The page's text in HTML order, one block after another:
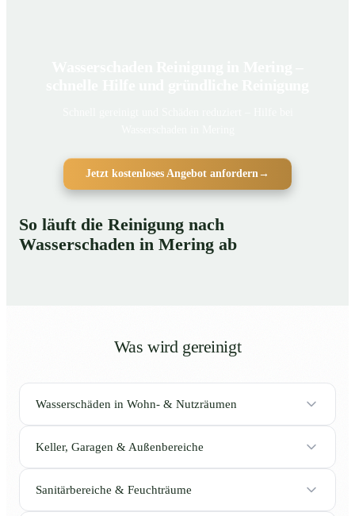
Jetzt kostenloses Angebot anfordern→
So läuft die Reinigung nach
Wasserschaden in Mering ab
Was wird gereinigt
Wasserschäden in Wohn- & Nutzräumen
Keller, Garagen & Außenbereiche
Sanitärbereiche & Feuchträume